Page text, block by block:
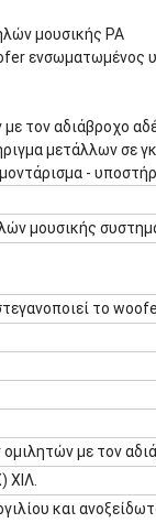
μουσικής PA
ενσωματωμένος
τον αδιάβροχο
μετάλλων σε
-
μουσικής
το
με τον
ΧΙΛ.
και